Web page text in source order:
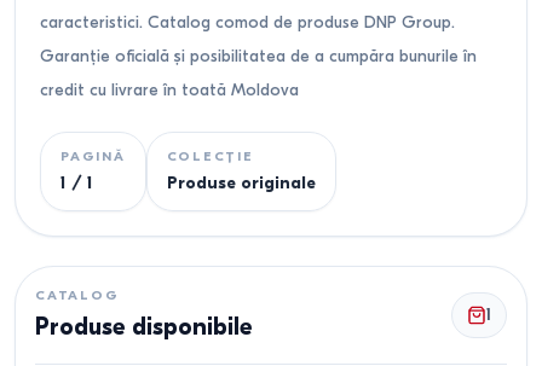
caracteristici. Catalog comod de produse DNP Group.
Garanție oficială și posibilitatea de a cumpăra bunurile în
credit cu livrare în toată Moldova
PAGINĂ
1 / 1
COLECȚIE
Produse originale
CATALOG
Produse disponibile 1